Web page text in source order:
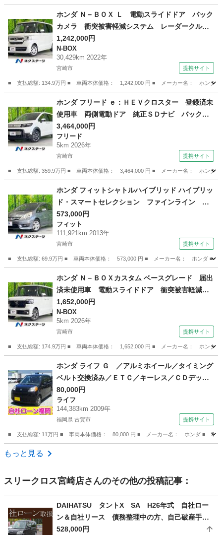
ホンダ Ｎ－ＢＯＸ Ｌ 電動スライドドア バック
カメラ 衝突被害軽減システム レーダークルー
ズ 禁煙車 ドラレコ コーナーセンサー スマ
ートキー ＬＥＤヘッド ビルトインＥＴＣ オ
ートライト オートエアコン （車検整備付）
1,242,000円
N-BOX
30,429km 2022年
宮崎市 提携サイト
■ 支払総額: 134.9万円 ■ 車両本体価格： 1,242,000 円 ■ メーカー名： ホン
N-BOX
ホンダ フリード ｅ：ＨＥＶクロスター 登録済未
使用車 両側電動ドア 純正ＳＤナビ バックカ
メラ 衝突被害軽減システム レーダークルー
ズ ハーフレザーシート コーナーセンサー ス
マートキー ＬＥＤヘッド 純正１５インチアル
3,464,000円
フリード
5km 2026年
宮崎市 提携サイト
■ 支払総額: 359.9万円 ■ 車両本体価格： 3,464,000 円 ■ メーカー名： ホンダ
フリード
ホンダ フィットシャトルハイブリッド ハイブリッ
ド・スマートセレクション ファインライン 純
正ＳＤナビ バックカメラ スマートキー ＨＩ
Ｄヘッド オートライト ビルトインＥＴＣ ク
ルコン ハーフレザーシート 純正１５インチア
ルミ オートエアコン ＣＤ ＤＶＤ再生 地デ
ジ （検10.6）
573,000円
フィット
111,921km 2013年
宮崎市 提携サイト
■ 支払総額: 69.9万円 ■ 車両本体価格： 573,000 円 ■ メーカー名： ホンダ ■
フィット
ホンダ Ｎ－ＢＯＸカスタム ベースグレード 届出
済未使用車 電動スライドドア 衝突被害軽減シ
ステム レーダークルーズ コーナーセンサー
スマートキー ＬＥＤヘッド 純正１４インチア
ルミ オートハイビーム 車線逸脱警報 オート
1,652,000円
N-BOX
5km 2026年
宮崎市 提携サイト
■ 支払総額: 174.9万円 ■ 車両本体価格： 1,652,000 円 ■ メーカー名： ホンダ
N-BOX
ホンダ ライフ Ｇ ／アルミホイール／タイミング
ベルト交換済み／ＥＴＣ／キーレス／ＣＤデッキ
／電格ミラー （検9.9）
80,000円
ライフ
144,383km 2009年
福岡県 古賀市 提携サイト
■ 支払総額: 11万円 ■ 車両本体価格： 80,000 円 ■ メーカー名： ホンダ ■ 車種
福岡 古賀市
もっと見る
スリークロス宮崎店さんのその他の投稿記事：
DAIHATSU タントX SA H26年式 自社ロー
ン＆自社リース 債務整理中の方、自己破産手続
きされた方でも申込ＯＫ！
528,000円